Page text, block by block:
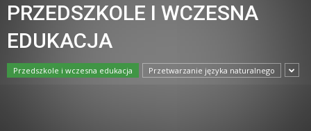
PRZEDSZKOLE I WCZESNA
EDUKACJA
Przedszkole i wczesna edukacja Przetwarzanie języka naturalnego